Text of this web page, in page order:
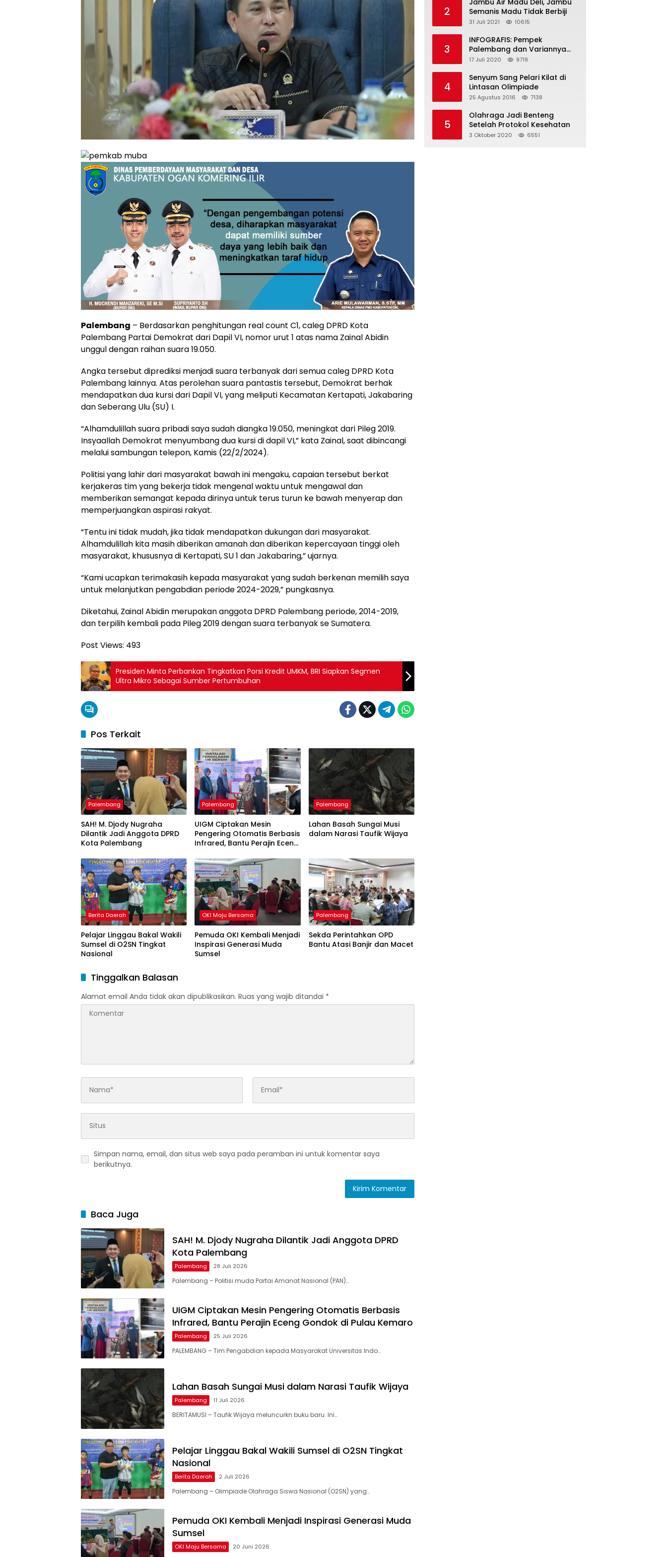
Palembang – Berdasarkan penghitungan real count C1, caleg DPRD Kota
Palembang Partai Demokrat dari Dapil VI, nomor urut 1 atas nama Zainal Abidin
unggul dengan raihan suara 19.050.
Angka tersebut diprediksi menjadi suara terbanyak dari semua caleg DPRD Kota
Palembang lainnya. Atas perolehan suara pantastis tersebut, Demokrat berhak
mendapatkan dua kursi dari Dapil VI, yang meliputi Kecamatan Kertapati, Jakabaring
dan Seberang Ulu (SU) I.
“Alhamdulillah suara pribadi saya sudah diangka 19.050, meningkat dari Pileg 2019.
Insyaallah Demokrat menyumbang dua kursi di dapil VI,” kata Zainal, saat dibincangi
melalui sambungan telepon, Kamis (22/2/2024).
Politisi yang lahir dari masyarakat bawah ini mengaku, capaian tersebut berkat
kerjakeras tim yang bekerja tidak mengenal waktu untuk mengawal dan
memberikan semangat kepada dirinya untuk terus turun ke bawah menyerap dan
memperjuangkan aspirasi rakyat.
“Tentu ini tidak mudah, jika tidak mendapatkan dukungan dari masyarakat.
Alhamdulillah kita masih diberikan amanah dan diberikan kepercayaan tinggi oleh
masyarakat, khususnya di Kertapati, SU 1 dan Jakabaring,” ujarnya.
“Kami ucapkan terimakasih kepada masyarakat yang sudah berkenan memilih saya
untuk melanjutkan pengabdian periode 2024-2029,” pungkasnya.
Diketahui, Zainal Abidin merupakan anggota DPRD Palembang periode, 2014-2019,
dan terpilih kembali pada Pileg 2019 dengan suara terbanyak se Sumatera.
Post Views: 493
Presiden Minta Perbankan Tingkatkan Porsi Kredit UMKM, BRI Siapkan Segmen
Ultra Mikro Sebagai Sumber Pertumbuhan
Pos Terkait
Palembang
SAH! M. Djody Nugraha
Dilantik Jadi Anggota DPRD
Kota Palembang
Palembang
UIGM Ciptakan Mesin
Pengering Otomatis Berbasis
Infrared, Bantu Perajin Eceng
Palembang
Lahan Basah Sungai Musi
dalam Narasi Taufik Wijaya
Berita Daerah
Pelajar Linggau Bakal Wakili
Sumsel di O2SN Tingkat
Nasional
OKI Maju Bersama
Pemuda OKI Kembali Menjadi
Inspirasi Generasi Muda
Sumsel
Palembang
Sekda Perintahkan OPD
Bantu Atasi Banjir dan Macet
Tinggalkan Balasan
Alamat email Anda tidak akan dipublikasikan. Ruas yang wajib ditandai *
Simpan nama, email, dan situs web saya pada peramban ini untuk komentar saya
berikutnya.
Baca Juga
SAH! M. Djody Nugraha Dilantik Jadi Anggota DPRD
Kota Palembang
Palembang 28 Juli 2026
Palembang – Politisi muda Partai Amanat Nasional (PAN)…
UIGM Ciptakan Mesin Pengering Otomatis Berbasis
Infrared, Bantu Perajin Eceng Gondok di Pulau Kemaro
Palembang 25 Juli 2026
PALEMBANG – Tim Pengabdian kepada Masyarakat Universitas Indo…
Lahan Basah Sungai Musi dalam Narasi Taufik Wijaya
Palembang 11 Juli 2026
BERITAMUSI – Taufik Wijaya meluncurkn buku baru. Ini…
Pelajar Linggau Bakal Wakili Sumsel di O2SN Tingkat
Nasional
Berita Daerah 2 Juli 2026
Palembang – Olimpiade Olahraga Siswa Nasional (O2SN) yang…
Pemuda OKI Kembali Menjadi Inspirasi Generasi Muda
Sumsel
OKI Maju Bersama 20 Juni 2026
2
Jambu Air Madu Deli, Jambu
Semanis Madu Tidak Berbiji
31 Juli 2021 10615
3
INFOGRAFIS: Pempek
Palembang dan Variannya
yang Melegenda
17 Juli 2020 9719
4
Senyum Sang Pelari Kilat di
Lintasan Olimpiade
25 Agustus 2016 7138
5
Olahraga Jadi Benteng
Setelah Protokol Kesehatan
3 Oktober 2020 6551